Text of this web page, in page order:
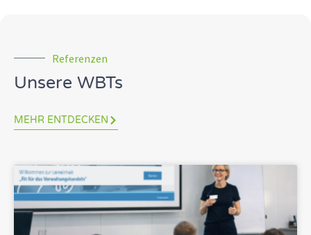
Referenzen
Unsere WBTs
MEHR ENTDECKEN